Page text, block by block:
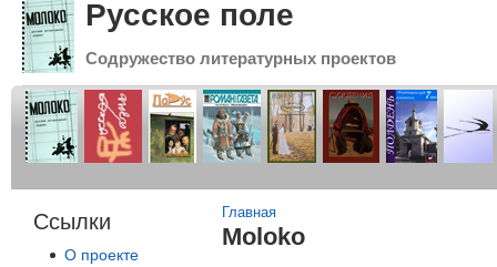
Русское поле
Содружество литературных проектов
Ссылки
О проекте
Вы здесь
Главная
Moloko